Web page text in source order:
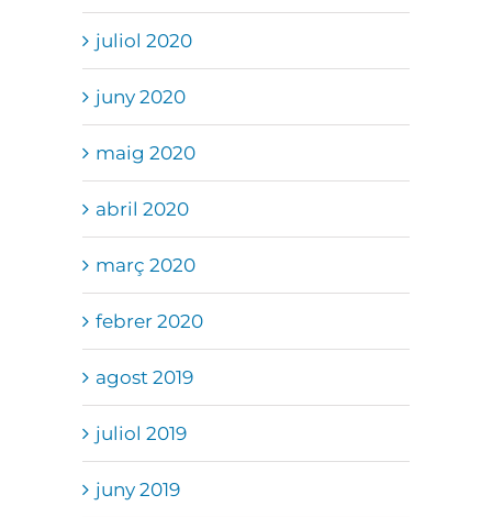
juliol 2020
juny 2020
maig 2020
abril 2020
març 2020
febrer 2020
agost 2019
juliol 2019
juny 2019